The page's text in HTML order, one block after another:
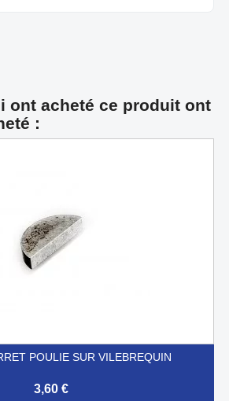
ont acheté ce produit ont
:
POULIE SUR VILEBREQUIN
3,60 €